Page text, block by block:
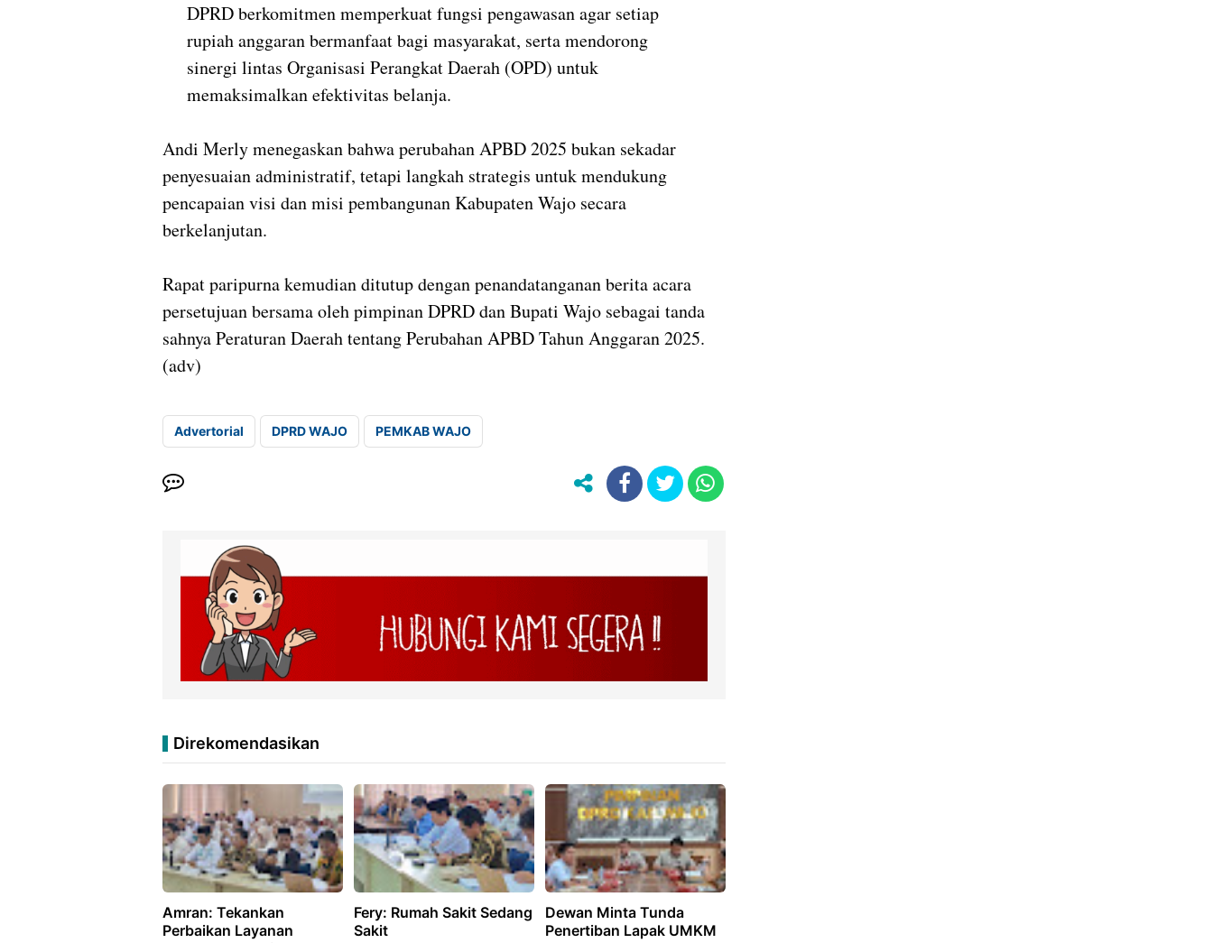
DPRD berkomitmen memperkuat fungsi pengawasan agar setiap
rupiah anggaran bermanfaat bagi masyarakat, serta mendorong
sinergi lintas Organisasi Perangkat Daerah (OPD) untuk
memaksimalkan efektivitas belanja.
Andi Merly menegaskan bahwa perubahan APBD 2025 bukan sekadar
penyesuaian administratif, tetapi langkah strategis untuk mendukung
pencapaian visi dan misi pembangunan Kabupaten Wajo secara
berkelanjutan.
Rapat paripurna kemudian ditutup dengan penandatanganan berita acara
persetujuan bersama oleh pimpinan DPRD dan Bupati Wajo sebagai tanda
sahnya Peraturan Daerah tentang Perubahan APBD Tahun Anggaran 2025.
(adv)
Advertorial DPRD WAJO PEMKAB WAJO
Direkomendasikan
Amran: Tekankan
Perbaikan Layanan
Fery: Rumah Sakit Sedang
Sakit
Dewan Minta Tunda
Penertiban Lapak UMKM